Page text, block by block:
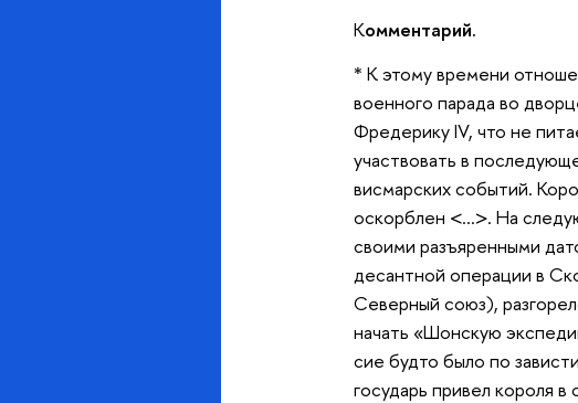
Комментарий.
* К этому времени
военного парада во
Фредерику IV, что не
участвовать в
висмарских событий.
оскорблен <…>. На
своими разъяренными
десантной операции в
Северный союз),
начать «Шонскую
сие будто было по
государь привел короля